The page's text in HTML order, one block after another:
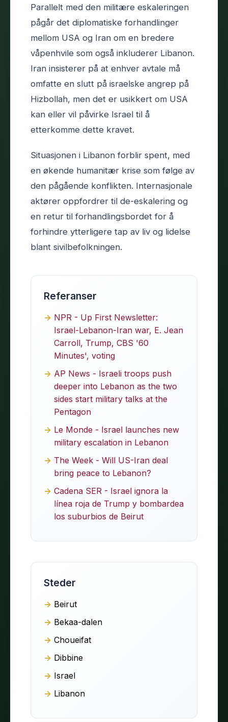
Parallelt med den militære eskaleringen
pågår det diplomatiske forhandlinger
mellom USA og Iran om en bredere
våpenhvile som også inkluderer Libanon.
Iran insisterer på at enhver avtale må
omfatte en slutt på israelske angrep på
Hizbollah, men det er usikkert om USA
kan eller vil påvirke Israel til å
etterkomme dette kravet.
Situasjonen i Libanon forblir spent, med
en økende humanitær krise som følge av
den pågående konflikten. Internasjonale
aktører oppfordrer til de-eskalering og
en retur til forhandlingsbordet for å
forhindre ytterligere tap av liv og lidelse
blant sivilbefolkningen.
Referanser
NPR - Up First Newsletter:
Israel-Lebanon-Iran war, E. Jean
Carroll, Trump, CBS '60
Minutes', voting
AP News - Israeli troops push
deeper into Lebanon as the two
sides start military talks at the
Pentagon
Le Monde - Israel launches new
military escalation in Lebanon
The Week - Will US-Iran deal
bring peace to Lebanon?
Cadena SER - Israel ignora la
línea roja de Trump y bombardea
los suburbios de Beirut
Steder
Beirut
Bekaa-dalen
Choueifat
Dibbine
Israel
Libanon